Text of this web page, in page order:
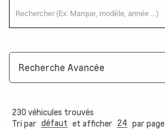
Recherche Avancée
230 véhicules trouvés
Tri par défaut et afficher 24 par page